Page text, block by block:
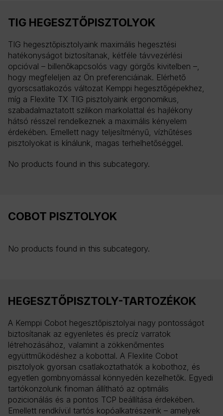
TIG HEGESZTŐPISZTOLYOK
TIG hegesztőpisztolyaink maximális hegesztési
hatékonyságot biztosítanak, kétféle távvezérlési
opcióval – billenőkapcsolós vagy görgős kivitelben –,
hogy megfeleljen az Ön preferenciáinak. Elérhető
gyorscsatlakozós változat Kemppi hegesztőgépekhez,
míg a Flexlite TX TIG pisztolyaink ergonomikus,
szabadalmaztatott szilikon markolattal és hajlékony
hátsó résszel rendelkeznek a maximális kényelem
érdekében. Emellett nagy teljesítményű, vízhűtéses
pisztolyokat is kínálunk, magas terhelhetőséggel.
No products found in this subcategory.
COBOT PISZTOLYOK
No products found in this subcategory.
HEGESZTŐPISZTOLY-TARTOZÉKOK
A Kemppi Cobot hegesztőpisztolyai nagy pontosságot
biztosítanak az egyenletes és precíz varratok
létrehozásához, valamint a zökkenőmentes
együttműködéshez a kobottal. A Flexlite Cobot
pisztolyok gyorsan csatlakoztathatók a kobothoz, és
egyetlen gombnyomással könnyedén kezelhetők. Egyedi
tartókonzolunk finoman állítható az optimális
pozicionálás és a pontos TCP beállítása érdekében.
Emellett rendkívül tartós kopóalkatrészeink – amelyek